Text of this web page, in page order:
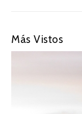
Más Vistos